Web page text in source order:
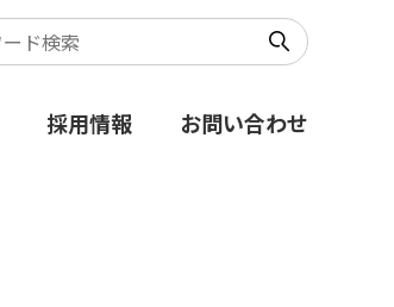
採用情報 お問い合わせ